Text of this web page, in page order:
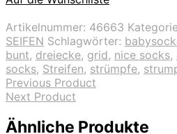
Artikelnummer: 46663
SEIFEN Schlagwörter:
bunt, dreiecke, grid, nice socks,
socks, Streifen, strümpfe,
Previous Product
Next Product
Ähnliche Produkte